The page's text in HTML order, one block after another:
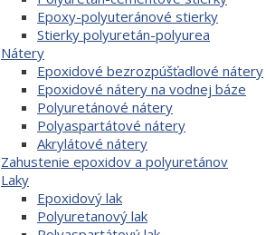
Epoxy-polyuteránové stierky
Stierky polyuretán-polyurea
Nátery
Epoxidové bezrozpúšťadlové nátery
Epoxidové nátery na vodnej báze
Polyuretánové nátery
Polyaspartátové nátery
Akrylátové nátery
Zahustenie epoxidov a polyuretánov
Laky
Epoxidový lak
Polyuretanový lak